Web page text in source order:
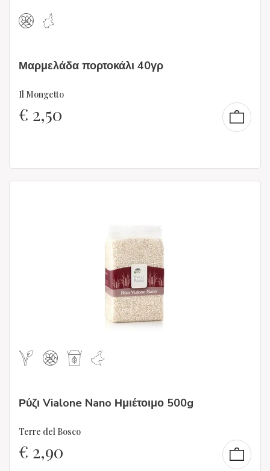
Μαρμελάδα πορτοκάλι 40γρ
Il Mongetto
€ 2,50
Ρύζι Vialone Nano Ημιέτοιμο 500g
Terre del Bosco
€ 2,90